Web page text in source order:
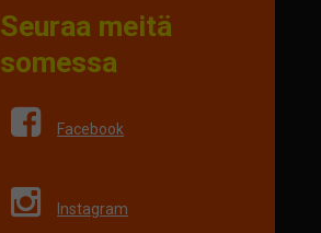
Seuraa meitä
somessa
Facebook
Instagram